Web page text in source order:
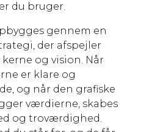
du bruger.
gennem en
der afspejler
og vision. Når
er klare og
og når den grafiske
værdierne, skabes
og troværdighed.